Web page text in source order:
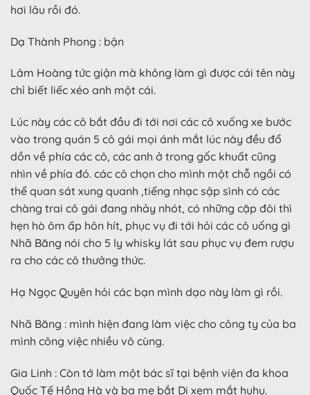
hơi lâu rồi đó.
Dạ Thành Phong : bận
Lâm Hoàng tức giận mà không làm gì được cái tên này
chỉ biết liếc xéo anh một cái.
Lúc này các cô bắt đầu đi tới nơi các cô xuống xe bước
vào trong quán 5 cô gái mọi ánh mắt lúc này đều đổ
dồn về phía các cô, các anh ở trong gốc khuất cũng
nhìn về phía đó. các cô chọn cho mình một chỗ ngồi có
thể quan sát xung quanh ,tiếng nhạc sập sình có các
chàng trai cô gái đang nhảy nhót, có những cặp đôi thì
hẹn hò ôm ấp hôn hít, phục vụ đi tới hỏi các cô uống gì
Nhã Băng nói cho 5 ly whisky lát sau phục vụ đem rượu
ra cho các cô thưởng thức.
Hạ Ngọc Quyên hỏi các bạn mình dạo này làm gì rồi.
Nhã Băng : mình hiện đang làm việc cho công ty của ba
mình công việc nhiều vô cùng.
Gia Linh : Còn tớ làm một bác sĩ tại bệnh viện đa khoa
Quốc Tế Hồng Hà và ba mẹ bắt Di xem mắt huhu.